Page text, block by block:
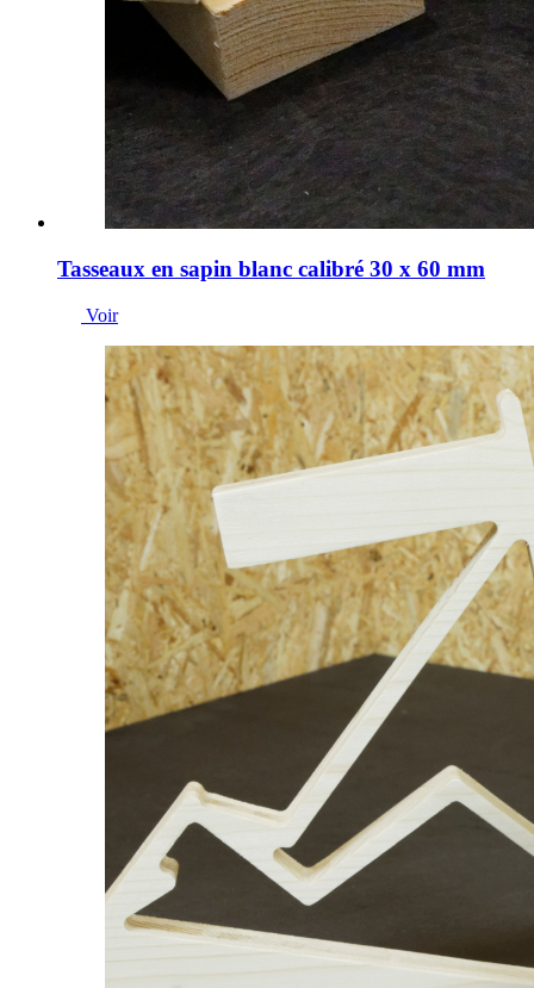
Tasseaux en sapin blanc calibré 30 x 60 mm
Voir